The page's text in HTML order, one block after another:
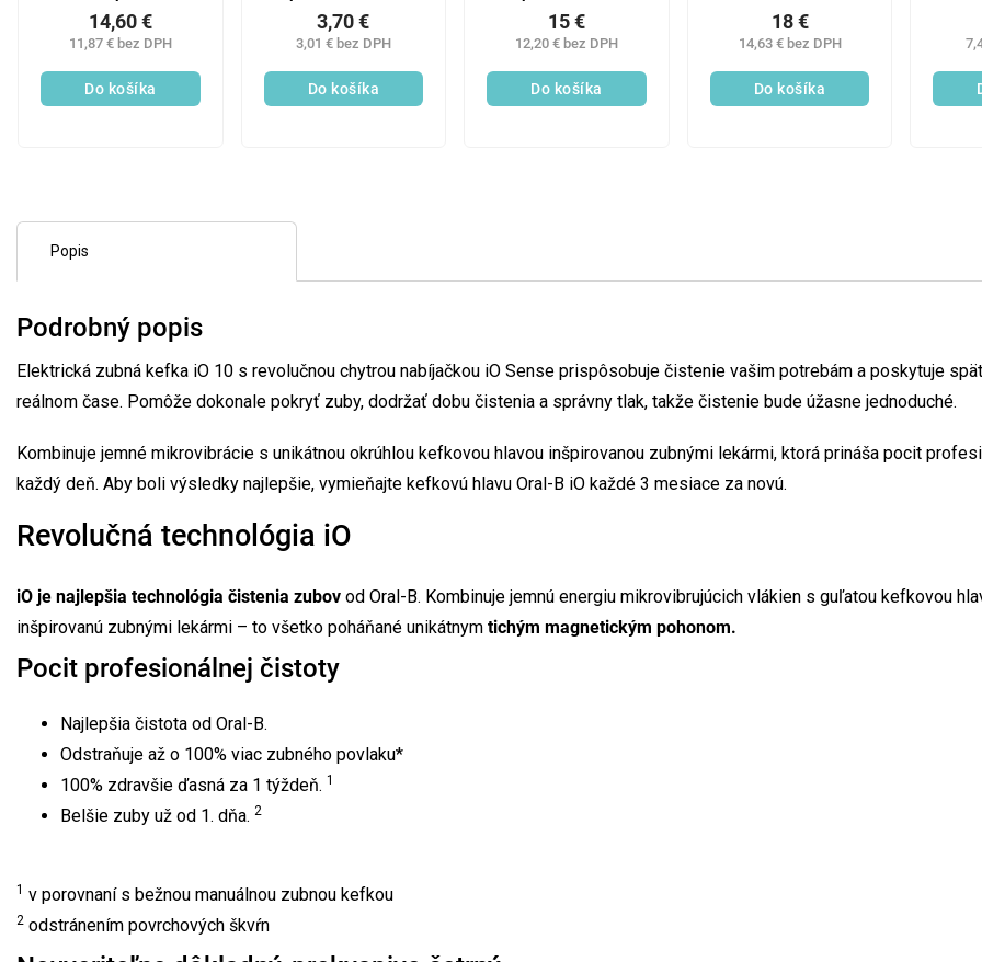
clean
11,87 € bez DPH
14,60 €
Do košíka
Protection 75ml
3,01 € bez DPH
3,70 €
Do košíka
Repair&Prevent
zubná pasta 2x75 ml
12,20 € bez DPH
15 €
Do košíka
14,63 € bez DPH
18 €
Do košíka
Popis
Podrobný popis
Elektrická zubná kefka iO 10 s revolučnou chytrou nabíjačkou iO Sense prispôsobuje čistenie vašim potrebám a poskytuje
reálnom čase. Pomôže dokonale pokryť zuby, dodržať dobu čistenia a správny tlak, takže čistenie bude úžasne jednoduché.
Kombinuje jemné mikrovibrácie s unikátnou okrúhlou kefkovou hlavou inšpirovanou zubnými lekármi, ktorá prináša pocit
každý deň. Aby boli výsledky najlepšie, vymieňajte kefkovú hlavu Oral-B iO každé 3 mesiace za novú.
Revolučná technológia iO
iO je najlepšia technológia čistenia zubov od Oral-B. Kombinuje jemnú energiu mikrovibrujúcich vlákien s guľatou kefkovou
inšpirovanú zubnými lekármi – to všetko poháňané unikátnym tichým magnetickým pohonom.
Pocit profesionálnej čistoty
Najlepšia čistota od Oral-B.
Odstraňuje až o 100% viac zubného povlaku*
100% zdravšie ďasná za 1 týždeň. 1
Belšie zuby už od 1. dňa. 2
1 v porovnaní s bežnou manuálnou zubnou kefkou
2 odstránením povrchových škvŕn